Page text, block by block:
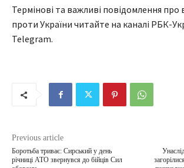
Термінові та важливі повідомлення про
проти України читайте на каналі РБК-
Telegram.
Previous article
Боротьба триває: Сирський у день
річниці АТО звернувся до бійців Сил